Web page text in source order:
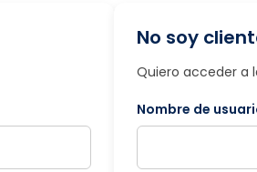
No soy
Quiero acceder a
Nombre de